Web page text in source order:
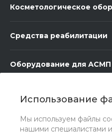
Использование
Мы используем файлы
нашими специалистами
Косметологическое
Средства реабилитации
Оборудование для
Медицинская мебель